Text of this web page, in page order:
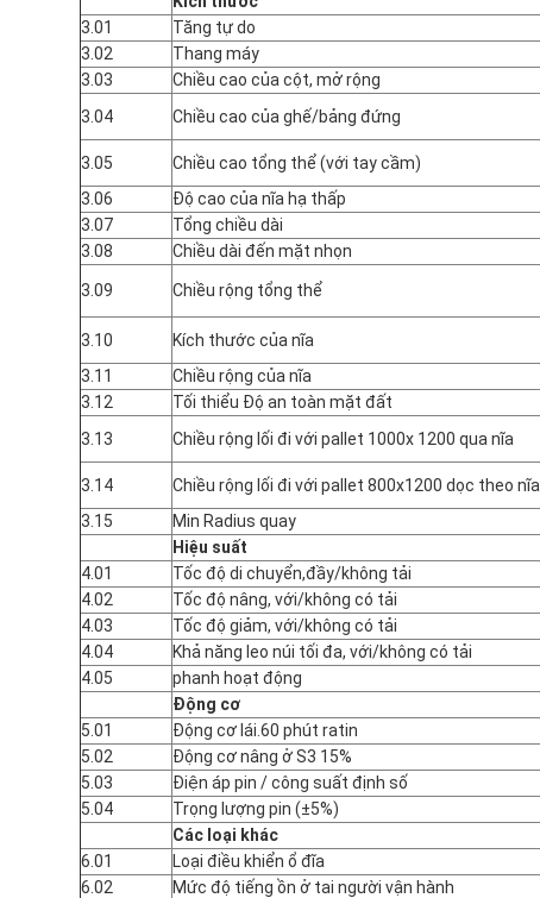
3.01
Tăng tự do
3.02
Thang máy
3.03
Chiều cao của cột, mở rộng
3.04
Chiều cao của ghế/bảng đứng
3.05 Chiều cao tổng thể (với tay cầm)
3.06
Độ cao của nĩa hạ thấp
3.07
Tổng chiều dài
3.08
Chiều dài đến mặt nhọn
3.09 Chiều rộng tổng thể
3.10 Kích thước của nĩa
3.11
Chiều rộng của nĩa
3.12
Tối thiểu Độ an toàn mặt đất
3.13
Chiều rộng lối đi với pallet 1000x 1200 qua nĩa
3.14 Chiều rộng lối đi với pallet 800x1200 dọc theo nĩa
3.15
Min Radius quay
Hiệu suất
4.01
Tốc độ di chuyển,đầy/không tải
4.02
Tốc độ nâng, với/không có tải
4.03
Tốc độ giảm, với/không có tải
4.04
Khả năng leo núi tối đa, với/không có tải
4.05
phanh hoạt động
Động cơ
5.01
Động cơ lái.60 phút ratin
5.02
Động cơ nâng ở S3 15%
5.03
Điện áp pin / công suất định số
5.04
Trọng lượng pin (±5%)
Các loại khác
6.01
Loại điều khiển ổ đĩa
6.02
Mức độ tiếng ồn ở tai người vận hành